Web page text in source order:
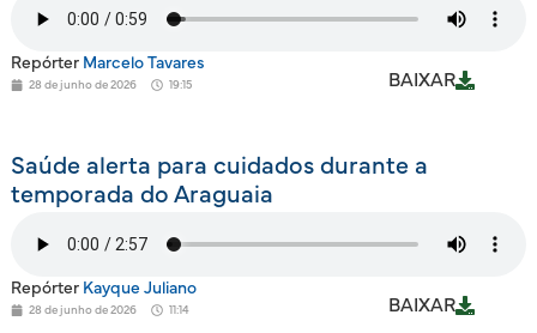
Repórter Marcelo Tavares
28 de junho de 2026 19:15 BAIXAR
Saúde alerta para cuidados durante a
temporada do Araguaia
Repórter Kayque Juliano
28 de junho de 2026 11:14 BAIXAR